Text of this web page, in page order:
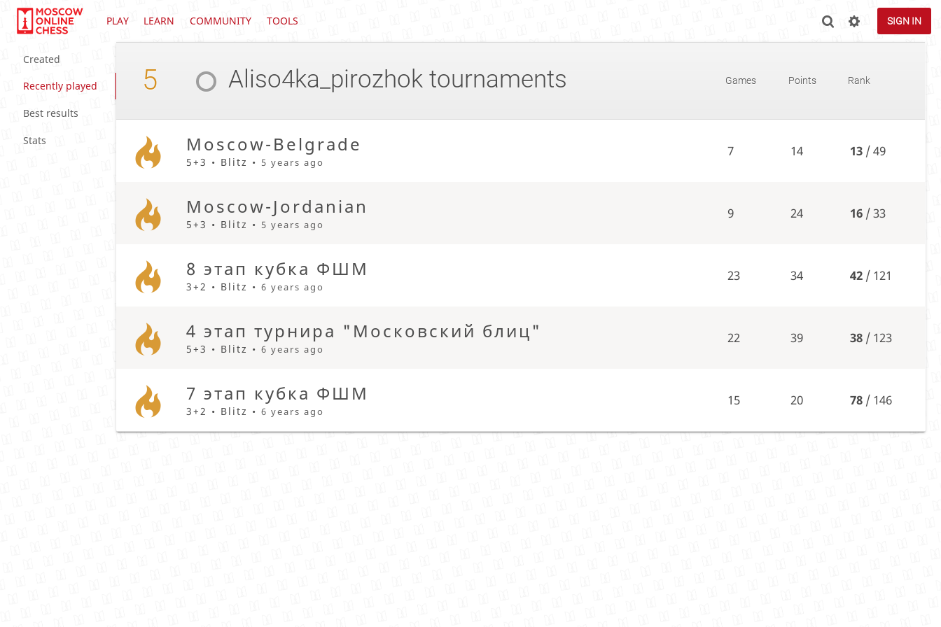
PLAY LEARN COMMUNITY TOOLS SIGN IN
Created
Recently played
Best results
Stats
5 Aliso4ka_pirozhok tournaments Games Points Rank
Moscow-Belgrade
5+3 • Blitz • 5 years ago
7 14 13 / 49
Moscow-Jordanian
5+3 • Blitz • 5 years ago
9 24 16 / 33
8 этап кубка ФШМ
3+2 • Blitz •6 years ago
23 34 42 / 121
4 этап турнира "Московский блиц"
5+3 • Blitz •6 years ago
22 39 38 / 123
7 этап кубка ФШМ
3+2 • Blitz •6 years ago
15 20 78 / 146